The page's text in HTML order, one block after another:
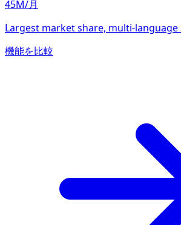
45M/月
Largest market share, multi-
機能を比較